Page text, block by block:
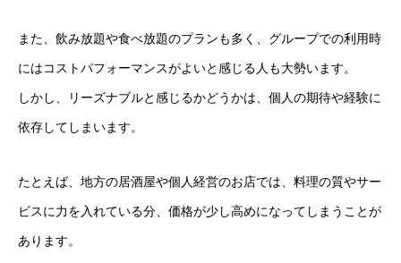
また、飲み放題や食べ放題のプランも多く、グループでの利用時
にはコストパフォーマンスがよいと感じる人も大勢います。
しかし、リーズナブルと感じるかどうかは、個人の期待や経験に
依存してしまいます。
たとえば、地方の居酒屋や個人経営のお店では、料理の質やサー
ビスに力を入れている分、価格が少し高めになってしまうことが
あります。